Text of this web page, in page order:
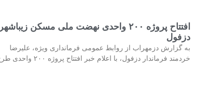
افتتاح پروژه ۲۰۰ واحدی نهضت ملی مسکن
دزفول
به گزارش دزمهراب از روابط عمومی فرمانداری ویژه، علیرضا
خردمند فرماندار دزفول، با اعلام خبر افتتاح پروژه ۲۰۰ واحدی طرح